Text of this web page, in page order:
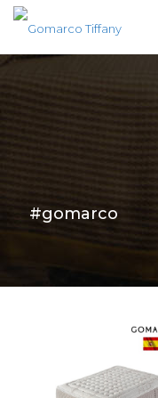
#gomarco